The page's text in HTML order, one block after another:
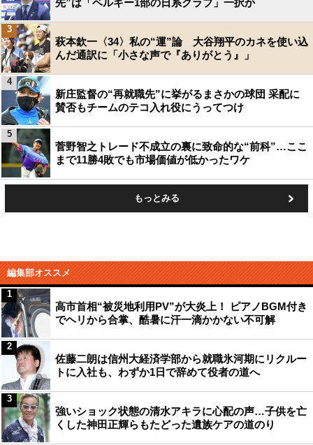
先”は「ベルギー1部の日系クラブ」一択か
萩本欽一〈34〉私の“運”論 大谷翔平のカネを使い込
んだ通訳に「小さな声で『ありがとう』」
3
新庄監督の“再就職先”に挙がるまさかの球団 采配に
賛否もチームのテコ入れ役にうってつけ
4
菅野智之トレード不成立の裏に致命的な“前科”…ここ
まで11勝4敗でも市場価値が低かったワケ
5
もっとみる
編集部オススメ
高市首相“被災地利用PV”が大炎上！ ピアノBGM付き
でヘリから合掌、酷暑に汗一滴かかない不可解
1
佐藤二朗は信州大経済学部から就職氷河期にリクルー
トに入社も、わずか1日で辞めて役者の道へ
2
強いショック状態の清水アキラに心配の声…子供を亡
くした神田正輝らもたどった遺族ケアの道のり
3